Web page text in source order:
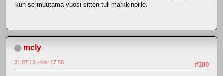
kun se muutama vuosi sitten tuli markkinoille.
mcly
#100
31.07.13 - klo: 17.58